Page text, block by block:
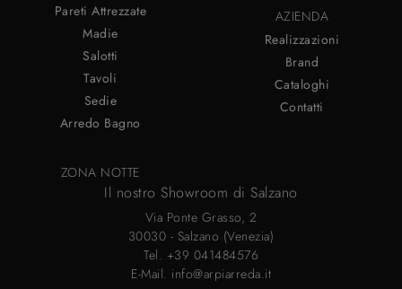
Pareti Attrezzate
Madie
Salotti
Tavoli
Sedie
Arredo Bagno
ZONA NOTTE
AZIENDA
Realizzazioni
Brand
Cataloghi
Contatti
Il nostro Showroom di Salzano
Via Ponte Grasso, 2
30030 - Salzano (Venezia)
Tel. +39 041484576
E-Mail. info@arpiarreda.it